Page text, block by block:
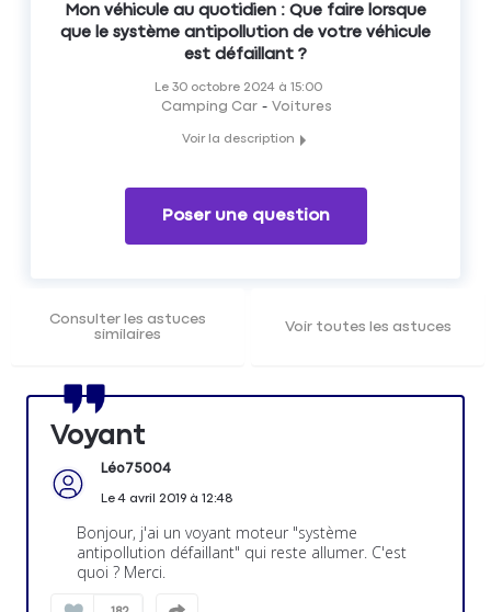
Mon véhicule au quotidien : Que faire lorsque
que le système antipollution de votre véhicule
est défaillant ?
Le 30 octobre 2024 à 15:00
Camping Car Voitures
Voir la description
Poser une question
Consulter les astuces
similaires
Voir toutes les astuces
Voyant
Léo75004
Le4 avril 2019à 12:48
Bonjour, j'ai un voyant moteur "système
antipollution défaillant" qui reste allumer. C'est
quoi ? Merci.